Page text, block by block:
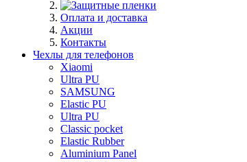
Оплата и доставка
Акции
Контакты
Чехлы для телефонов
Xiaomi
Ultra PU
SAMSUNG
Elastic PU
Ultra PU
Classic pocket
Elastic Rubber
Aluminium Panel